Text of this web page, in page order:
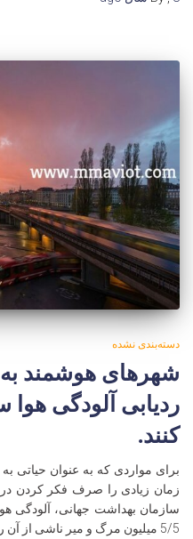
دسته‌بندی نشده
ردیابی آلودگی
کنند.
برای مواردی که به عنوان حیاتی
زمان زیادی را صرف فکر کردن
سازمان بهداشت جهانی، آلودگی
5/5 میلیون مرگ و میر ناشی از آن را